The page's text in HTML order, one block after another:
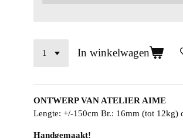
In winkelwagen
ONTWERP VAN ATELIER AIME
Lengte: +/-150cm Br.: 16mm (tot 12kg)
Handgemaakt!